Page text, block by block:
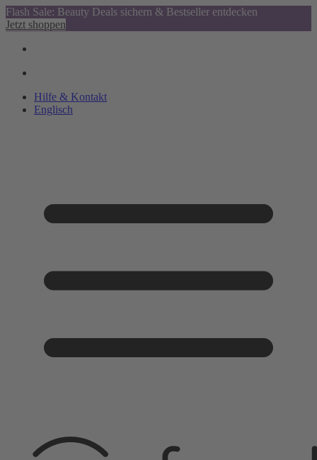
Flash Sale: Beauty Deals sichern & Bestseller entdecken
Jetzt shoppen
Hilfe & Kontakt
Englisch